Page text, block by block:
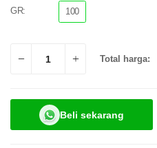
GR: 100
Total harga:
Beli sekarang